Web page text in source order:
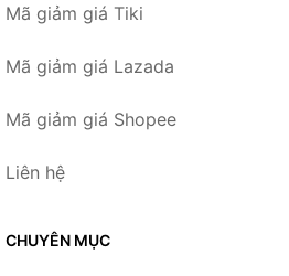
Mã giảm giá Tiki
Mã giảm giá Lazada
Mã giảm giá Shopee
Liên hệ
CHUYÊN MỤC